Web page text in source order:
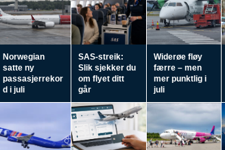
Norwegian
satte ny
passasjerrekor
d i juli
SAS-streik:
Slik sjekker du
om flyet ditt
går
Widerøe fløy
færre – men
mer punktlig i
juli